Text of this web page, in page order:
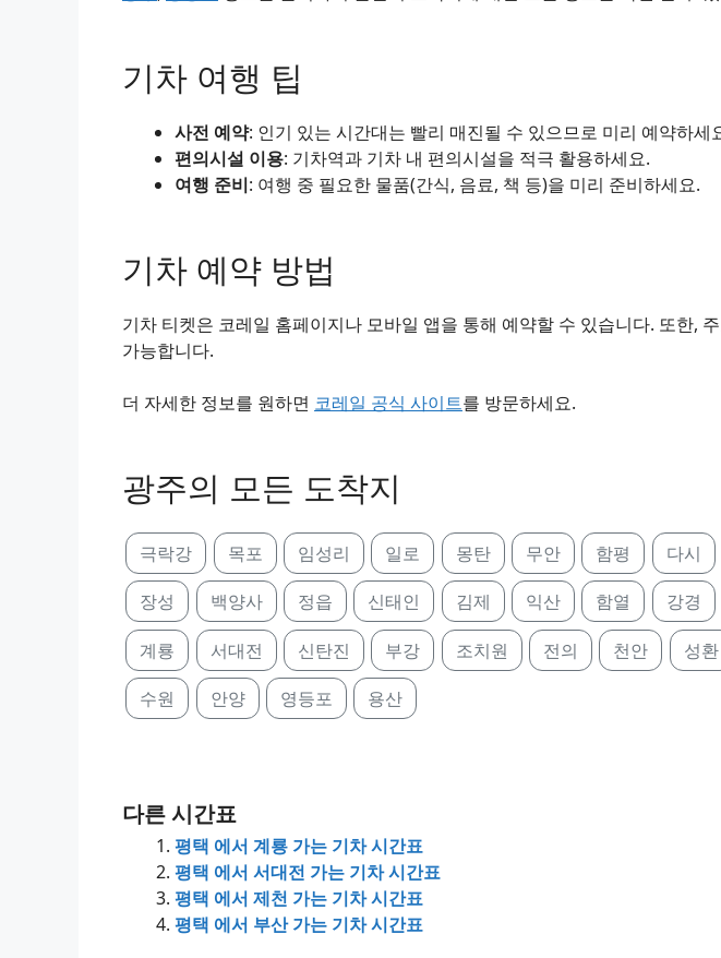
기차 여행 팁
사전 예약: 인기 있는 시간대는 빨리 매진될 수 있으므로 미리 예약하세
편의시설 이용: 기차역과 기차 내 편의시설을 적극 활용하세요.
여행 준비: 여행 중 필요한 물품(간식, 음료, 책 등)을 미리 준비하세요.
기차 예약 방법
기차 티켓은 코레일 홈페이지나 모바일 앱을 통해 예약할 수 있습니다. 또한,
가능합니다.
더 자세한 정보를 원하면 코레일 공식 사이트를 방문하세요.
광주의 모든 도착지
극락강 목포 임성리 일로 몽탄 무안 함평 다시
장성 백양사 정읍 신태인 김제 익산 함열 강경
계룡 서대전 신탄진 부강 조치원 전의 천안 성환
수원 안양 영등포 용산
다른 시간표
평택 에서 계룡 가는 기차 시간표
평택 에서 서대전 가는 기차 시간표
평택 에서 제천 가는 기차 시간표
평택 에서 부산 가는 기차 시간표